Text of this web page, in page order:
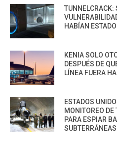
TUNNELCRACK:
HABÍAN
KENIA SOLO
DESPUÉS DE
LÍNEA FUERA
ESTADOS
MONITOREO
PARA ESPIAR
SUBTERRÁNEAS